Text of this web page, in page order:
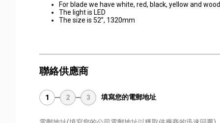
For blade we have white, red, black, yellow and wood
The light is LED
The size is 52”, 1320mm
聯絡供應商
1 2 3 填寫您的電郵地址